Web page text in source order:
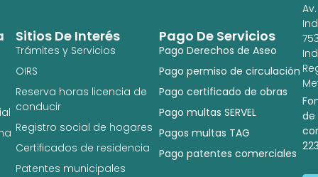
Pago De Servicios
Pago Derechos de Aseo
Pago permiso de circulación
Pago certificado de obras
Pago multas SERVEL
Pagos multas TAG
Pago patentes comerciales
Sitios De Interés
Trámites y Servicios
OIRS
Reserva horas licencia de
conducir
Registro social de hogares
Certificados de residencia
Patentes municipales
Av.
de